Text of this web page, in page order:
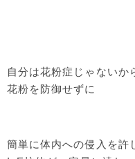
自分は花粉症じゃないか
花粉を防御せずに
簡単に体内への侵入を許